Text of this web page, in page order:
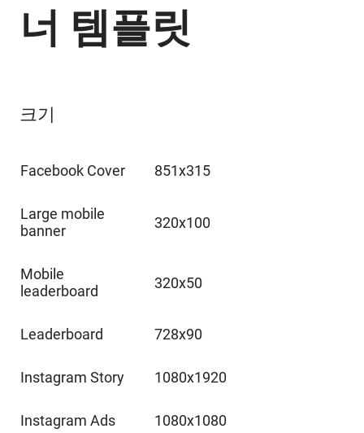
너 템플릿
크기
Facebook Cover 851x315
Large mobile
banner
320x100
Mobile
leaderboard
320x50
Leaderboard 728x90
Instagram Story 1080x1920
Instagram Ads 1080x1080